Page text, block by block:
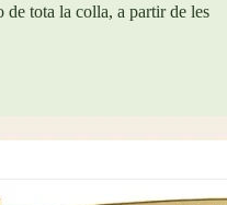
de tota la colla, a partir de les